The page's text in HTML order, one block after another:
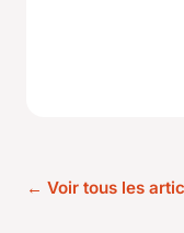
← Voir tous les